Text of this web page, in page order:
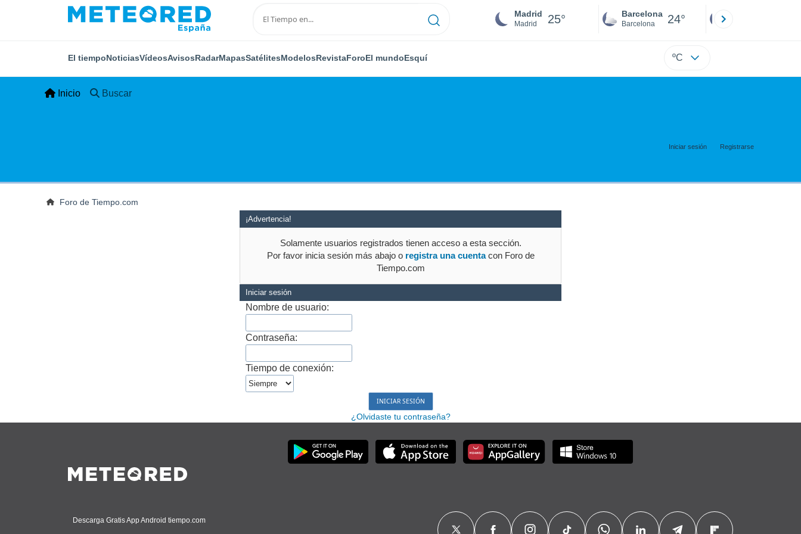
Madrid
Madrid 25° Barcelona
Barcelona 24°
El tiempoNoticiasVídeosAvisosRadarMapasSatélitesModelosRevistaForoEl mundoEsquí ºC
Inicio Buscar
Iniciar sesión Registrarse
Foro de Tiempo.com
¡Advertencia!
Solamente usuarios registrados tienen acceso a esta sección.
Por favor inicia sesión más abajo o registra una cuentacon Foro de
Tiempo.com
Iniciar sesión
Nombre de usuario:
Contraseña:
Tiempo de conexión:
¿Olvidaste tu contraseña?
Descarga Gratis App Android tiempo.com